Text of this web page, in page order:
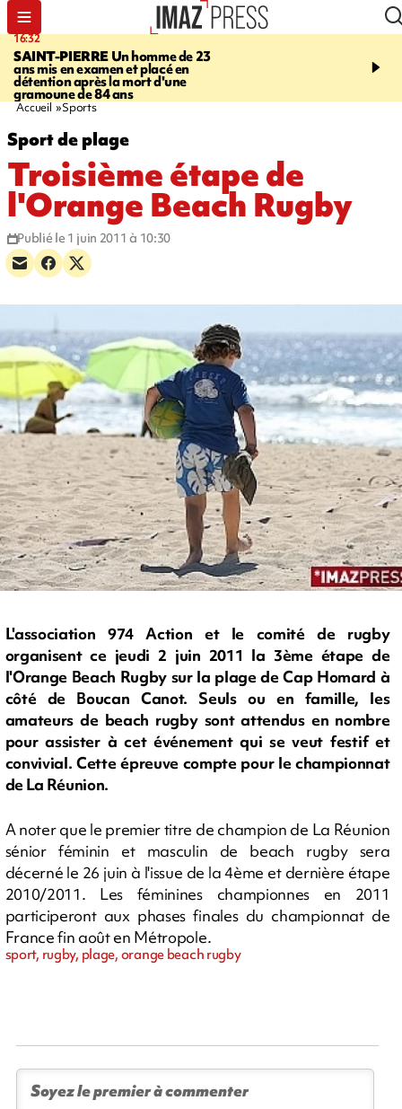
16:32
SAINT-PIERREUn homme de 23
ans mis en examen et placé en
détention après la mort d'une
gramoune de 84 ans
21:08
et Turquie scellent un
Accueil Sports
Sport de plage
Troisième étape de
l'Orange Beach Rugby
Publié le 1 juin 2011 à 10:30
L'association 974 Action et le comité de rugby
organisent ce jeudi 2 juin 2011 la 3ème étape de
l'Orange Beach Rugby sur la plage de Cap Homard à
côté de Boucan Canot. Seuls ou en famille, les
amateurs de beach rugby sont attendus en nombre
pour assister à cet événement qui se veut festif et
convivial. Cette épreuve compte pour le championnat
de La Réunion.
A noter que le premier titre de champion de La Réunion
sénior féminin et masculin de beach rugby sera
décerné le 26 juin à l'issue de la 4ème et dernière étape
2010/2011. Les féminines championnes en 2011
participeront aux phases finales du championnat de
France fin août en Métropole.
sport, rugby, plage, orange beach rugby